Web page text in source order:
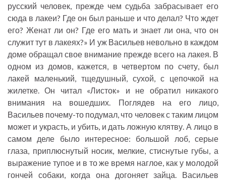
русский человек, прежде чем судьба забрасывает его
сюда в лакеи? Где он был раньше и что делал? Что ждет
его? Женат ли он? Где его мать и знает ли она, что он
служит тут в лакеях?» И уж Васильев невольно в каждом
доме обращал свое внимание прежде всего на лакея. В
одном из домов, кажется, в четвертом по счету, был
лакей маленький, тщедушный, сухой, с цепочкой на
жилетке. Он читал «Листок» и не обратил никакого
внимания на вошедших. Поглядев на его лицо,
Васильев почему-то подумал, что человек с таким лицом
может и украсть, и убить, и дать ложную клятву. А лицо в
самом деле было интересное: большой лоб, серые
глаза, приплюснутый носик, мелкие, стиснутые губы, а
выражение тупое и в то же время наглое, как у молодой
гончей собаки, когда она догоняет зайца. Васильев